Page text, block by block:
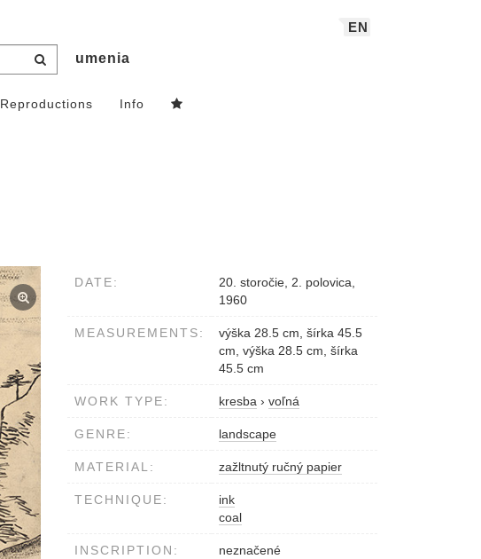
EN
umenia
Reproductions Info
DATE:
20. storočie, 2. polovica,
1960
MEASUREMENTS:
výška 28.5 cm, šírka 45.5
cm, výška 28.5 cm, šírka
45.5 cm
WORK TYPE: kresba › voľná
GENRE: landscape
MATERIAL: zažltnutý ručný papier
TECHNIQUE:
ink
coal
INSCRIPTION: neznačené